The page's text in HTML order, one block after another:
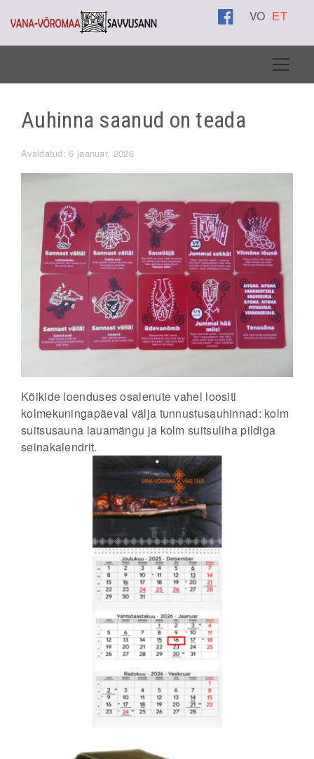
VO ET
Auhinna saanud on teada
Avaldatud: 6 jaanuar, 2026
Kõikide loenduses osalenute vahel loositi
kolmekuningapäeval välja tunnustusauhinnad: kolm
suitsusauna lauamängu ja kolm suitsuliha pildiga
seinakalendrit.